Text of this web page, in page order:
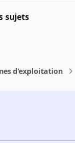
sujets
d'exploitation